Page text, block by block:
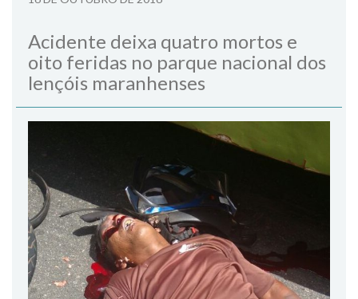
Acidente deixa quatro mortos e
oito feridas no parque nacional dos
lençóis maranhenses